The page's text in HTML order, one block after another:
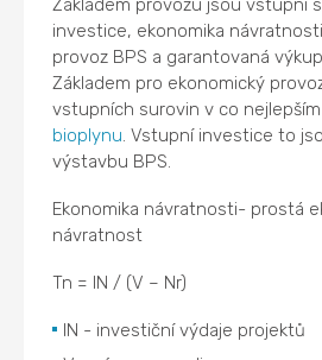
investice, ekonomika
provoz BPS a garantovaná
Základem pro ekonomický
vstupních surovin v co
bioplynu . Vstupní investice to
výstavbu BPS.
Ekonomika návratnosti- prostá
návratnost
Tn = IN / (V – Nr)
IN - investiční výdaje projektů